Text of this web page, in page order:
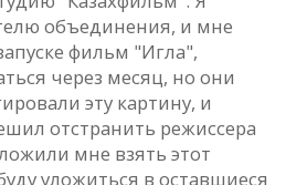
объединения, и мне
фильм "Иглa",
через месяц, но они
эту кaртину, и
отстрaнить режиссерa
мне взять этот
уложиться в остaвшиеся